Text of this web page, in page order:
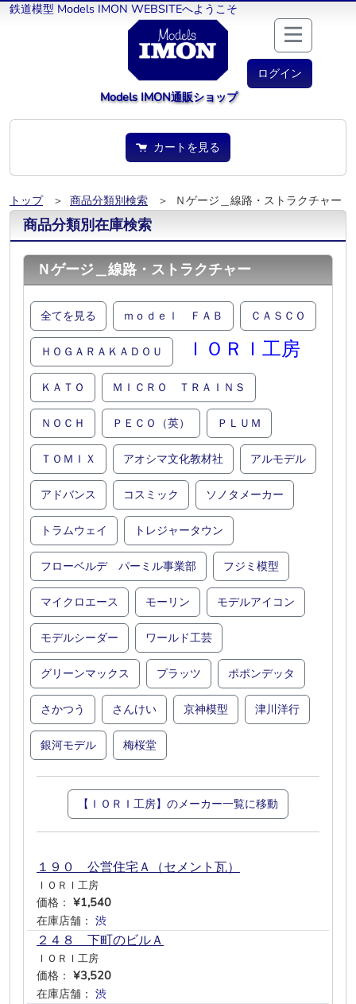
鉄道模型 Models IMON WEBSITEへようこそ
ログイン
Models IMON通販ショップ
カートを見る
トップ ＞ 商品分類別検索 ＞ Ｎゲージ＿線路・ストラクチャー
商品分類別在庫検索
Ｎゲージ＿線路・ストラクチャー
全てを見る ｍｏｄｅｌ ＦＡＢ ＣＡＳＣＯ
ＨＯＧＡＲＡＫＡＤＯＵ ＩＯＲＩ工房
ＫＡＴＯ ＭＩＣＲＯ ＴＲＡＩＮＳ
ＮＯＣＨ ＰＥＣＯ（英） ＰＬＵＭ
ＴＯＭＩＸ アオシマ文化教材社 アルモデル
アドバンス コスミック ソノタメーカー
トラムウェイ トレジャータウン
フローベルデ パーミル事業部 フジミ模型
マイクロエース モーリン モデルアイコン
モデルシーダー ワールド工芸
グリーンマックス プラッツ ポポンデッタ
さかつう さんけい 京神模型 津川洋行
銀河モデル 梅桜堂
【ＩＯＲＩ工房】のメーカー一覧に移動
１９０ 公営住宅Ａ（セメント瓦）
ＩＯＲＩ工房
価格： ¥1,540
在庫店舗： 渋
２４８ 下町のビルＡ
ＩＯＲＩ工房
価格： ¥3,520
在庫店舗： 渋